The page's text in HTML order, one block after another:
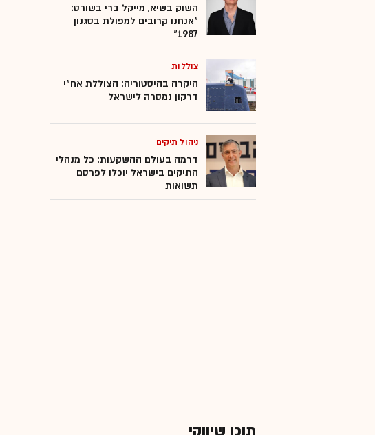
השוק בשיא, מייקל ברי בשורט:
"אנחנו קרובים למפולת בסגנון
1987"
צוללות
היקרה בהיסטוריה: הצוללת אח"י
דרקון נמסרה לישראל
ניהול תיקים
דרמה בעולם ההשקעות: כל מנהלי
התיקים בישראל יוכלו לפרסם
תשואות
תוכן שיווקי